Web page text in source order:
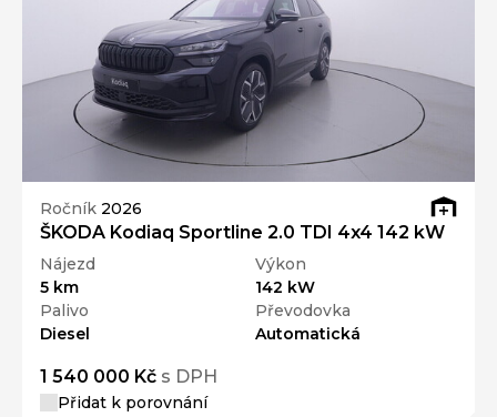
Ročník 2026
ŠKODA Kodiaq Sportline 2.0 TDI 4x4 142 kW
Nájezd
5 km
Výkon
142 kW
Palivo
Diesel
Převodovka
Automatická
1 540 000 Kč s DPH
Přidat k porovnání